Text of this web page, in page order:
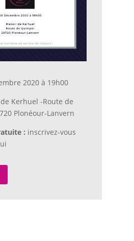
2020 à 19h00
Kerhuel -Route de
Plonéour-Lanvern
: inscrivez-vous